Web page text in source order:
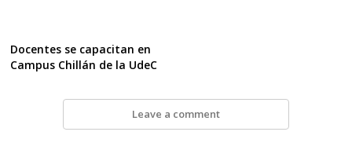
Docentes se capacitan en
Campus Chillán de la UdeC
Leave a comment